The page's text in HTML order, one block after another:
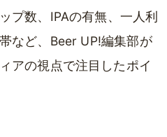
プ数、IPAの有無、一人利
など、Beer UP!編集部が
アの視点で注目したポイ